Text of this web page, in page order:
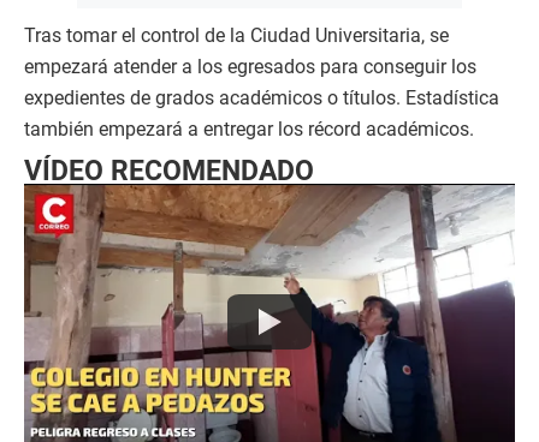
Tras tomar el control de la Ciudad Universitaria, se
empezará atender a los egresados para conseguir los
expedientes de grados académicos o títulos. Estadística
también empezará a entregar los récord académicos.
VÍDEO RECOMENDADO